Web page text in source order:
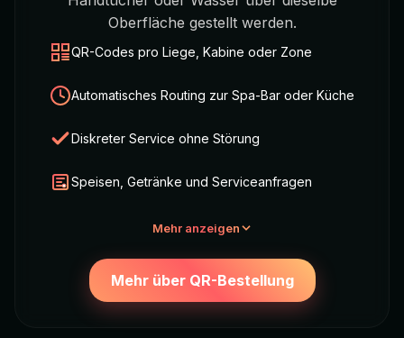
Oberfläche gestellt werden.
QR-Codes pro Liege, Kabine oder Zone
Automatisches Routing zur Spa-Bar oder Küche
Diskreter Service ohne Störung
Speisen, Getränke und Serviceanfragen
Mehr anzeigen
Mehr über QR-Bestellung